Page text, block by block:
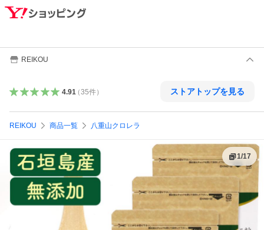
REIKOU
4.91（35件） ストアトップを見る
REIKOU 商品一覧 八重山クロレラ
1/17